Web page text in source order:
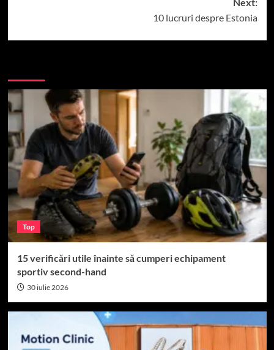
10 lucruri despre Estonia
Top
15 verificări utile înainte să cumperi echipament
sportiv second-hand
30 iulie 2026